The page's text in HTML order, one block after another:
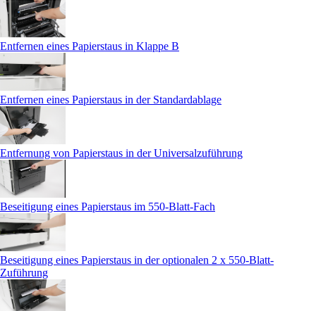
Entfernen eines Papierstaus in Klappe B
Entfernen eines Papierstaus in der Standardablage
Entfernung von Papierstaus in der Universalzuführung
Beseitigung eines Papierstaus im 550-Blatt-Fach
Beseitigung eines Papierstaus in der optionalen 2 x 550-Blatt-
Zuführung